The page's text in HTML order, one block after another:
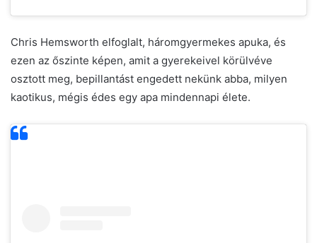
Chris Hemsworth elfoglalt, háromgyermekes apuka, és
ezen az őszinte képen, amit a gyerekeivel körülvéve
osztott meg, bepillantást engedett nekünk abba, milyen
kaotikus, mégis édes egy apa mindennapi élete.